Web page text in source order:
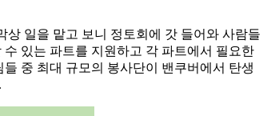
일을 맡고 보니 정토회에 갓 들어와 사람들
있는 파트를 지원하고 각 파트에서 필요한
중 최대 규모의 봉사단이 밴쿠버에서 탄생